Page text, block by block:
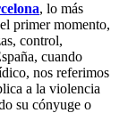
, lo más
primer momento,
control,
cuando
nos referimos
a la violencia
su cónyuge o